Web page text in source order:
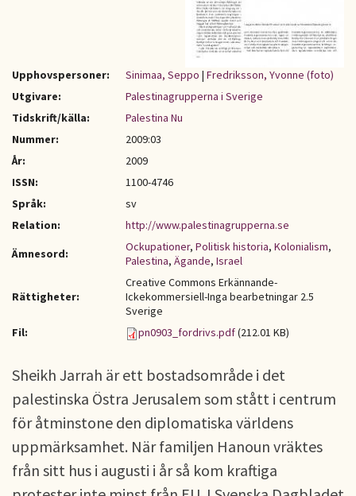
Upphovspersoner: Sinimaa, Seppo | Fredriksson, Yvonne (foto)
Utgivare:
Palestinagrupperna i Sverige
Tidskrift/källa:
Palestina Nu
Nummer:
2009:03
År:
2009
ISSN:
1100-4746
Språk:
sv
Relation:
http://www.palestinagrupperna.se
Ämnesord:
Ockupationer, Politisk historia, Kolonialism,
Palestina, Ägande, Israel
Rättigheter:
Creative Commons Erkännande-
Ickekommersiell-Inga bearbetningar 2.5
Sverige
Fil:
pn0903_fordrivs.pdf(212.01 KB)
Sheikh Jarrah är ett bostadsområde i det
palestinska Östra Jerusalem som stått i centrum
för åtminstone den diplomatiska världens
uppmärksamhet. När familjen Hanoun vräktes
från sitt hus i augusti i år så kom kraftiga